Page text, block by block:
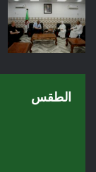
الطقس